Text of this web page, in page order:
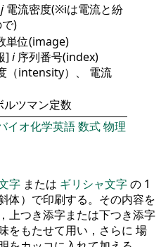
j電流密度(※iは電流と紛
)
単位(image)
] i序列番号(index)
（intensity）、 電流
ルツマン定数
イオ化学英語数式物理
字 または ギリシャ文字の 1
体）で印刷する。その内容を
上つき添字または下つき添字
をもたせて用い，さらに 場